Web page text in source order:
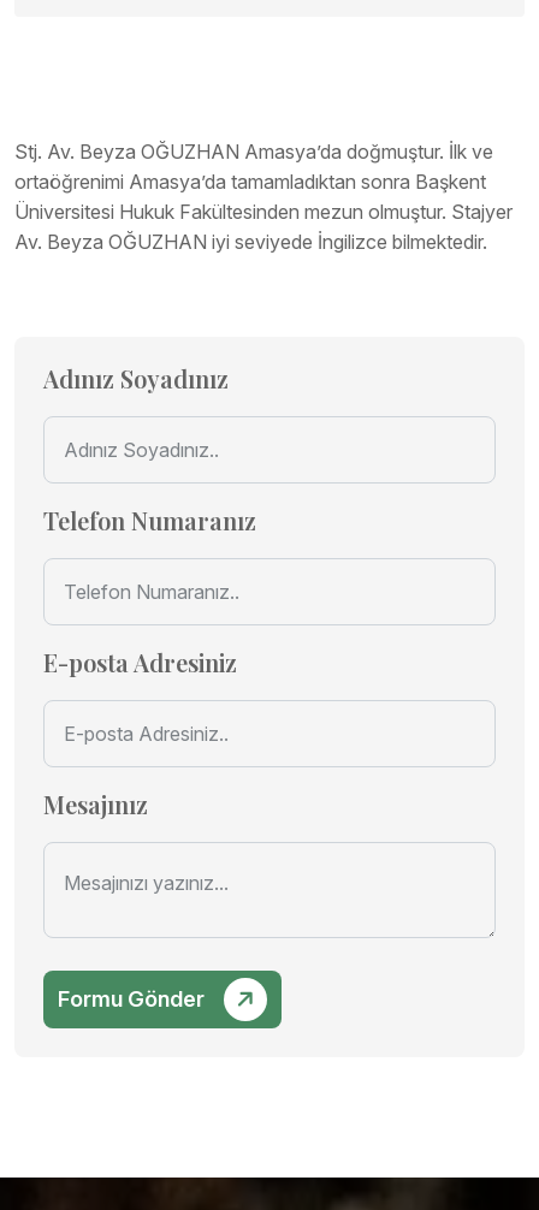
Stj. Av. Beyza OĞUZHAN Amasya’da doğmuştur. İlk ve
ortaöğrenimi Amasya’da tamamladıktan sonra Başkent
Üniversitesi Hukuk Fakültesinden mezun olmuştur. Stajyer
Av. Beyza OĞUZHAN iyi seviyede İngilizce bilmektedir.
Adınız Soyadınız
Telefon Numaranız
E-posta Adresiniz
Mesajınız
Formu Gönder